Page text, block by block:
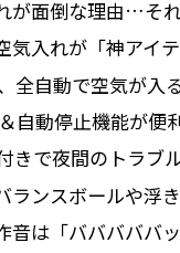
が面倒な理由…そ
気入れが「神アイ
全自動で空気が入
自動停止機能が便
きで夜間のトラブ
ランスボールや浮
音は「バババババ